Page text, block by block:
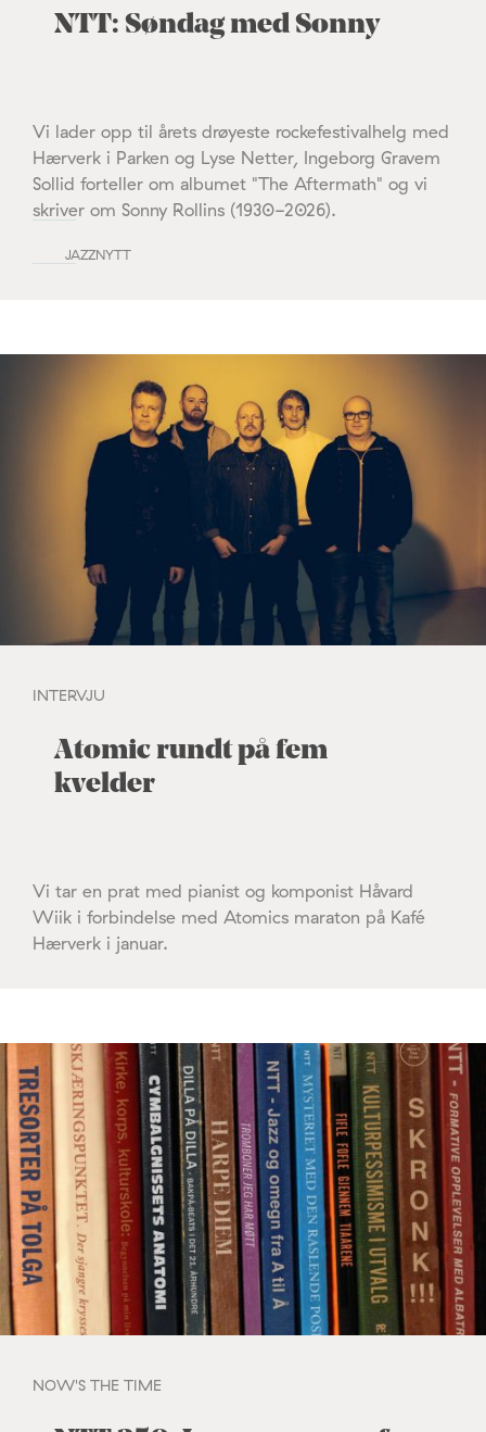
NTT: Søndag med Sonny
Vi lader opp til årets drøyeste rockefestivalhelg med
Hærverk i Parken og Lyse Netter, Ingeborg Gravem
Sollid forteller om albumet "The Aftermath" og vi
skriver om Sonny Rollins (1930-2026).
JAZZNYTT
INTERVJU
Atomic rundt på fem
kvelder
Vi tar en prat med pianist og komponist Håvard
Wiik i forbindelse med Atomics maraton på Kafé
Hærverk i januar.
NOW'S THE TIME